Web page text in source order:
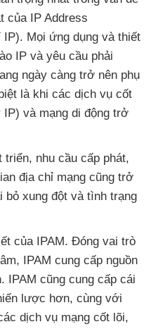
của IP Address
IP). Mọi ứng dụng và thiết
IP và yêu cầu phải
ngày càng trở nên phụ
là khi các dịch vụ cốt
IP) và mạng di động trở
triển, nhu cầu cấp phát,
địa chỉ mạng cũng trở
bỏ xung đột và tình trạng
của IPAM. Đóng vai trò
, IPAM cung cấp nguồn
. IPAM cũng cung cấp cái
lược hơn, cùng với
dịch vụ mạng cốt lõi,